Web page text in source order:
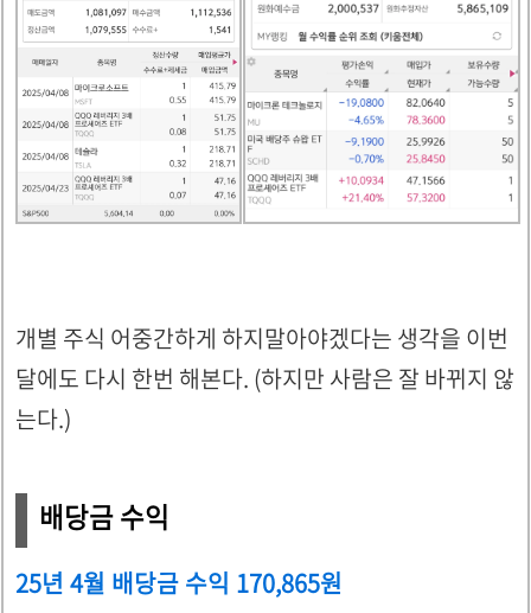
개별 주식 어중간하게 하지말아야겠다는 생각을 이번
달에도 다시 한번 해본다. (하지만 사람은 잘 바뀌지 않
는다.)
배당금 수익
25년 4월 배당금 수익 170,865원